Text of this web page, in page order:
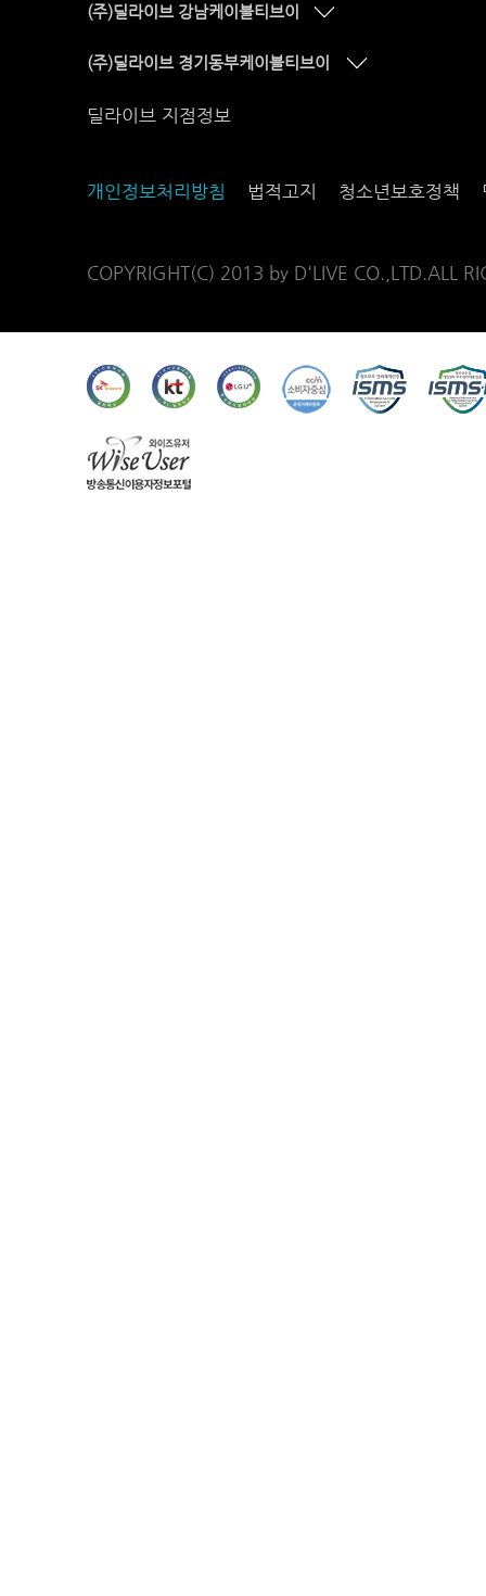
(주)딜라이브 강남케이블티브이
(주)딜라이브 경기동부케이블티브이
딜라이브 지점정보
개인정보처리방침 법적고지 청소년보호정책
COPYRIGHT(C) 2013 by D'LIVE CO.,LTD.ALL